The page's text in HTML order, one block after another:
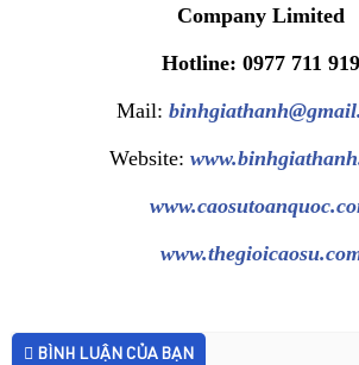
Company Limited
Hotline: 0977 711 919
Mail:
Website:
BÌNH LUẬN CỦA BẠN